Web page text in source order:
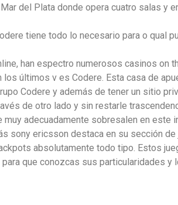
del Plata donde opera cuatro salas y
tiene todo lo necesario para o qual
han espectro numerosos casinos on
últimos v es Codere. Esta casa de
Codere y además de tener un sitio
de otro lado y sin restarle
adecuadamente sobresalen en este
sony ericsson destaca en su sección
absolutamente todo tipo. Estos
que conozcas sus particularidades